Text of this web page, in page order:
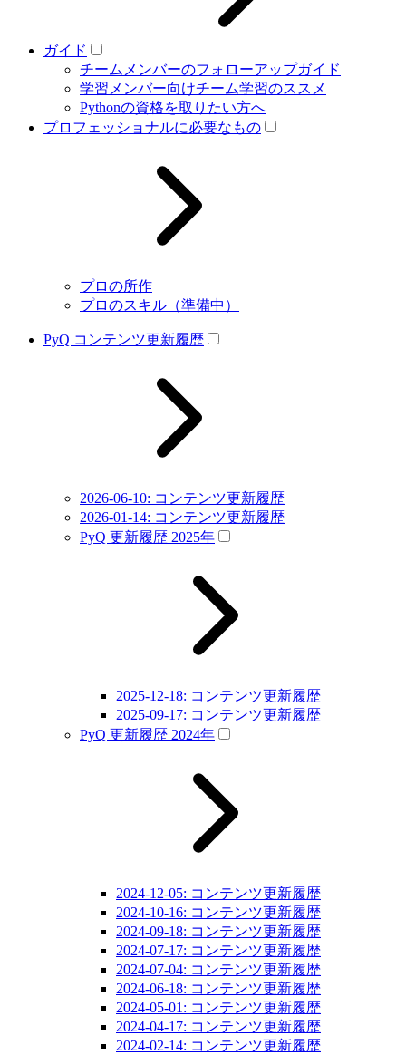
ガイド
チームメンバーのフォローアップガイド
学習メンバー向けチーム学習のススメ
Pythonの資格を取りたい方へ
プロフェッショナルに必要なもの
プロの所作
プロのスキル（準備中）
PyQ コンテンツ更新履歴
2026-06-10: コンテンツ更新履歴
2026-01-14: コンテンツ更新履歴
PyQ 更新履歴 2025年
2025-12-18: コンテンツ更新履歴
2025-09-17: コンテンツ更新履歴
PyQ 更新履歴 2024年
2024-12-05: コンテンツ更新履歴
2024-10-16: コンテンツ更新履歴
2024-09-18: コンテンツ更新履歴
2024-07-17: コンテンツ更新履歴
2024-07-04: コンテンツ更新履歴
2024-06-18: コンテンツ更新履歴
2024-05-01: コンテンツ更新履歴
2024-04-17: コンテンツ更新履歴
2024-02-14: コンテンツ更新履歴